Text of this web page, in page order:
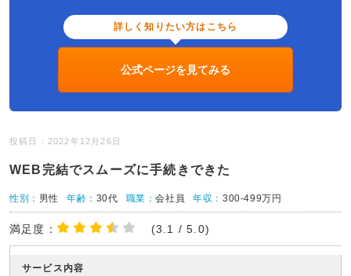
詳しく知りたい方はこちら
公式ページを見てみる
投稿日：2022年12月26日
WEB完結でスムーズに手続きできた
性別： 男性 年齢： 30代 職業：会社員 年収：300-499万円
満足度： (3.1 / 5.0)
サービス内容